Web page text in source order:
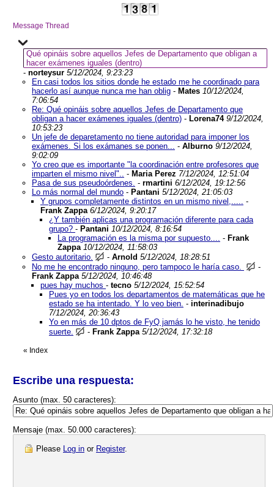
Message Thread
Qué opináis sobre aquellos Jefes de Departamento que obligan a
hacer exámenes iguales (dentro)
- norteysur 5/12/2024, 9:23:23
En casi todos los sitios donde he estado me he coordinado para
hacerlo así aunque nunca me han oblig - Mates 10/12/2024,
7:06:54
Re: Qué opináis sobre aquellos Jefes de Departamento que
obligan a hacer exámenes iguales (dentro) - Lorena74 9/12/2024,
10:53:23
Un jefe de deparetamento no tiene autoridad para imponer los
exámenes. Si los exámanes se ponen... - Alburno 9/12/2024,
9:02:09
Yo creo que es importante "la coordinación entre profesores que
imparten el mismo nivel".. - Maria Perez 7/12/2024, 12:51:04
Pasa de sus pseudoórdenes. - rmartini 6/12/2024, 19:12:56
Lo más normal del mundo - Pantani 5/12/2024, 21:05:03
Y grupos completamente distintos en un mismo nivel,..... -
Frank Zappa 6/12/2024, 9:20:17
¿Y también aplicas una programación diferente para cada
grupo? - Pantani 10/12/2024, 8:16:54
La programación es la misma por supuesto.... - Frank
Zappa 10/12/2024, 11:58:03
Gesto autoritario.
- Arnold 5/12/2024, 18:28:51
No me he encontrado ninguno, pero tampoco le haría caso.
-
Frank Zappa 5/12/2024, 10:46:48
pues hay muchos - tecno 5/12/2024, 15:52:54
Pues yo en todos los departamentos de matemáticas que he
estado se ha intentado. Y lo veo bien. - interinadibujo
7/12/2024, 20:36:43
Yo en más de 10 dptos de FyQ jamás lo he visto, he tenido
suerte.
- Frank Zappa 5/12/2024, 17:32:18
« Index
Escribe una respuesta:
Asunto (max. 50 caracteres):
Mensaje (max. 50.000 caracteres):
Please Log in or Register.